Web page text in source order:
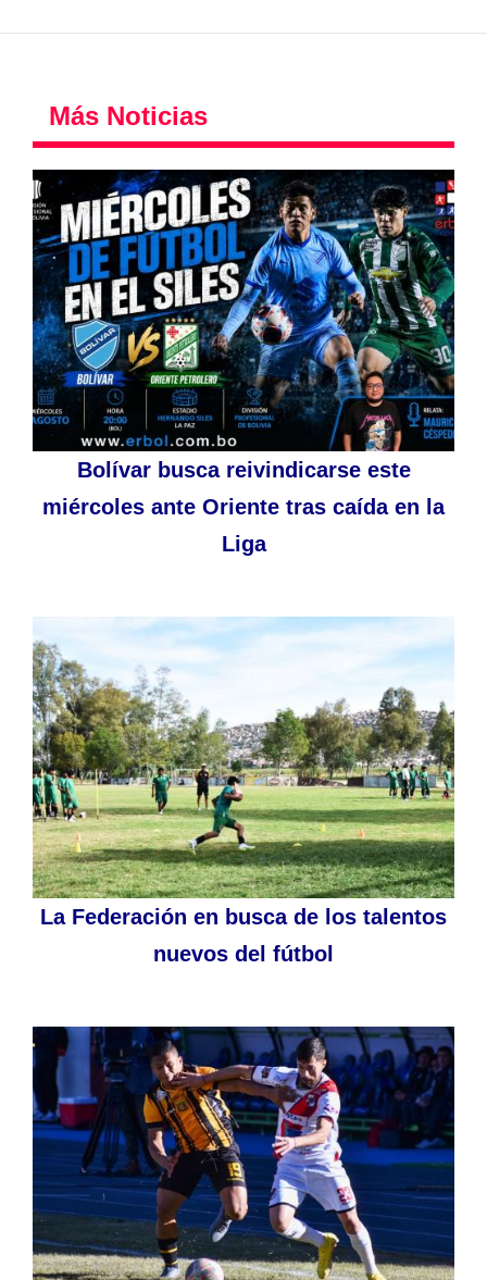
Más Noticias
Bolívar busca reivindicarse este
miércoles ante Oriente tras caída en la
Liga
La Federación en busca de los talentos
nuevos del fútbol